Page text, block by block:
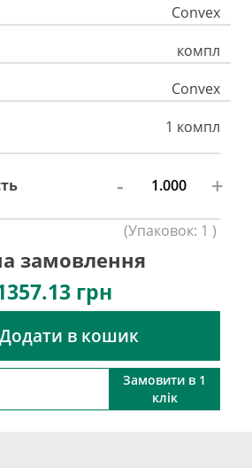
Convex
компл
Convex
1 компл
- +
(Упаковок: 1 )
замовлення
грн
Додати в кошик
Замовити в 1
клік